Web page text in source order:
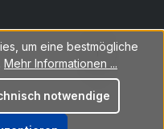
um eine bestmögliche
Mehr Informationen ...
notwendige